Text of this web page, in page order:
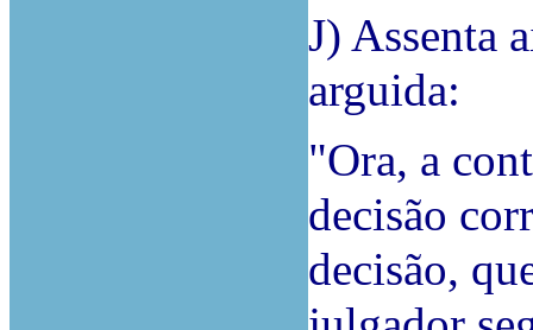
J) Assenta
arguida:
"Ora, a
decisão
decisão,